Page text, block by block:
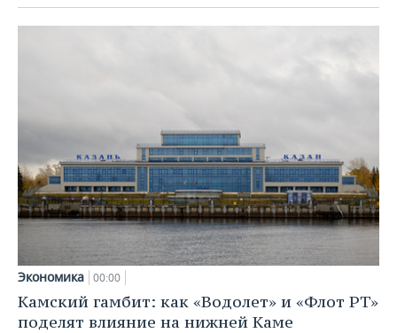
Экономика 00:00
Камский гамбит: как «Водолет» и «Флот РТ»
поделят влияние на нижней Каме